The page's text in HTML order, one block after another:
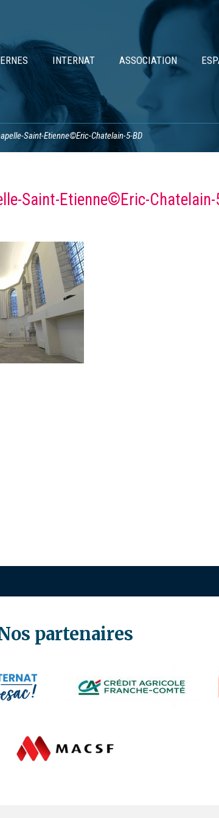
INTERNAT ASSOCIATION
Saint-Etienne©Eric-Chatelain-5-BD
Saint-Etienne©Eric-Chatelain-
partenaires